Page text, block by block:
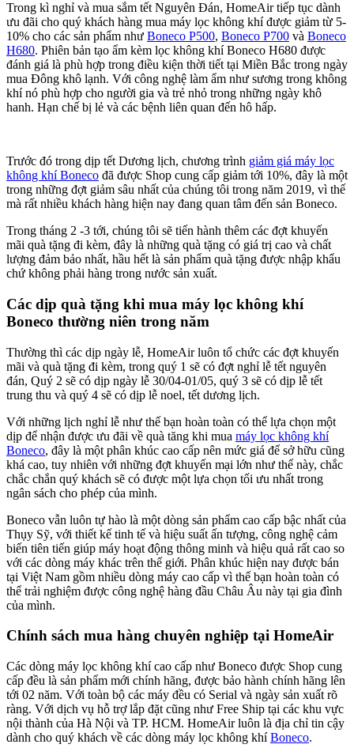
Trong kì nghỉ và mua sắm tết Nguyên Đán, HomeAir tiếp tục dành
ưu đãi cho quý khách hàng mua máy lọc không khí được giảm từ 5-
10% cho các sản phẩm như Boneco P500, Boneco P700 và Boneco
H680. Phiên bản tạo ẩm kèm lọc không khí Boneco H680 được
đánh giá là phù hợp trong điều kiện thời tiết tại Miền Bắc trong ngày
mua Đông khô lạnh. Với công nghệ làm ẩm như sương trong không
khí nó phù hợp cho người gia và trẻ nhỏ trong những ngày khô
hanh. Hạn chế bị lẻ và các bệnh liên quan đến hô hấp.
Trước đó trong dịp tết Dương lịch, chương trình giảm giá máy lọc
không khí Boneco đã được Shop cung cấp giảm tới 10%, đây là một
trong những đợt giảm sâu nhất của chúng tôi trong năm 2019, vì thế
mà rất nhiều khách hàng hiện nay đang quan tâm đến sản Boneco.
Trong tháng 2 -3 tới, chúng tôi sẽ tiến hành thêm các đợt khuyến
mãi quà tặng đi kèm, đây là những quà tặng có giá trị cao và chất
lượng đảm bảo nhất, hầu hết là sản phẩm quà tặng được nhập khẩu
chứ không phải hàng trong nước sản xuất.
Các dịp quà tặng khi mua máy lọc không khí
Boneco thường niên trong năm
Thường thì các dịp ngày lễ, HomeAir luôn tổ chức các đợt khuyến
mãi và quà tặng đi kèm, trong quý 1 sẽ có đợt nghỉ lễ tết nguyên
đán, Quý 2 sẽ có dịp ngày lễ 30/04-01/05, quý 3 sẽ có dịp lễ tết
trung thu và quý 4 sẽ có dịp lễ noel, tết dương lịch.
Với những lịch nghỉ lễ như thế bạn hoàn toàn có thể lựa chọn một
dịp để nhận được ưu đãi về quà tăng khi mua máy lọc không khí
Boneco, đây là một phân khúc cao cấp nên mức giá để sở hữu cũng
khá cao, tuy nhiên với những đợt khuyến mại lớn như thế này, chắc
chắc chắn quý khách sẽ có được một lựa chọn tối ưu nhất trong
ngân sách cho phép của mình.
Boneco vẫn luôn tự hào là một dòng sản phẩm cao cấp bậc nhất của
Thụy Sỹ, với thiết kế tinh tế và hiệu suất ấn tượng, công nghệ cảm
biến tiên tiến giúp máy hoạt động thông minh và hiệu quả rất cao so
với các dòng máy khác trên thế giới. Phân khúc hiện nay được bán
tại Việt Nam gồm nhiều dòng máy cao cấp vì thế bạn hoàn toàn có
thể trải nghiệm được công nghệ hàng đầu Châu Âu này tại gia đình
của mình.
Chính sách mua hàng chuyên nghiệp tại HomeAir
Các dòng máy lọc không khí cao cấp như Boneco được Shop cung
cấp đều là sản phẩm mới chính hãng, được bảo hành chính hãng lên
tới 02 năm. Với toàn bộ các máy đều có Serial và ngày sản xuất rõ
ràng. Với dịch vụ hỗ trợ lắp đặt cũng như Free Ship tại các khu vực
nội thành của Hà Nội và TP. HCM. HomeAir luôn là địa chỉ tin cậy
dành cho quý khách về các dòng máy lọc không khíBoneco.